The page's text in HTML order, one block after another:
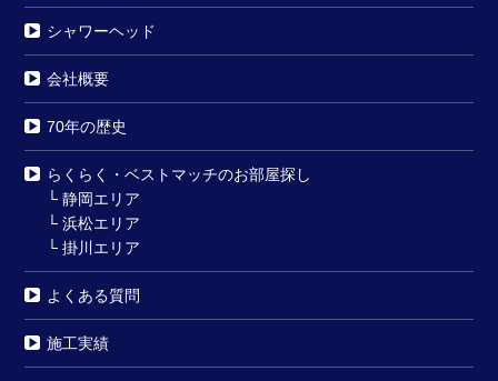
シャワーヘッド
会社概要
70年の歴史
らくらく・ベストマッチのお部屋探し
└静岡エリア
└浜松エリア
└掛川エリア
よくある質問
施工実績